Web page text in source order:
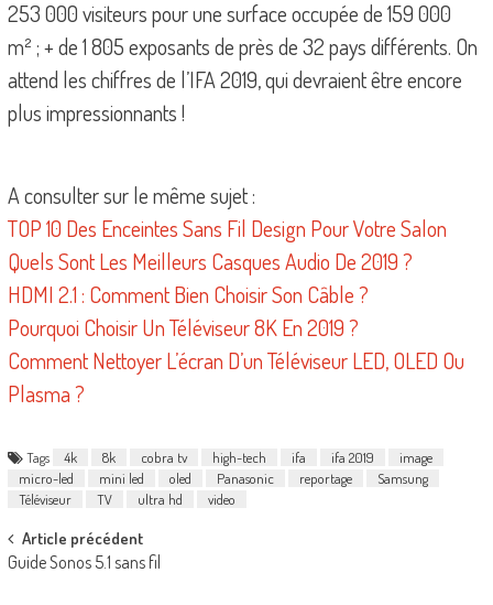
253 000 visiteurs pour une surface occupée de 159 000
m² ; + de 1 805 exposants de près de 32 pays différents. On
attend les chiffres de l’IFA 2019, qui devraient être encore
plus impressionnants !
A consulter sur le même sujet :
TOP 10 Des Enceintes Sans Fil Design Pour Votre Salon
Quels Sont Les Meilleurs Casques Audio De 2019 ?
HDMI 2.1 : Comment Bien Choisir Son Câble ?
Pourquoi Choisir Un Téléviseur 8K En 2019 ?
Comment Nettoyer L’écran D’un Téléviseur LED, OLED Ou
Plasma ?
Tags 4k 8k cobra tv high-tech ifa ifa 2019
image
micro-led
mini led oled Panasonic reportage
Samsung
Téléviseur
TV ultra hd video
Post
navigation
Article précédent
Guide Sonos 5.1 sans fil